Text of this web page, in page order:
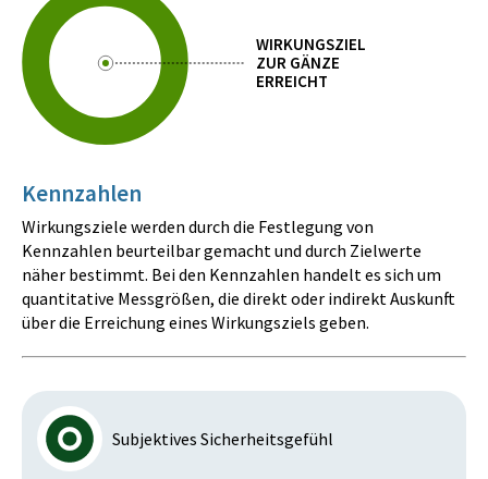
WIRKUNGSZIEL
ZUR GÄNZE
ERREICHT
Kennzahlen
Wirkungsziele werden durch die Festlegung von
Kennzahlen beurteilbar gemacht und durch Zielwerte
näher bestimmt. Bei den Kennzahlen handelt es sich um
quantitative Messgrößen, die direkt oder indirekt Auskunft
über die Erreichung eines Wirkungsziels geben.
Subjektives Sicherheitsgefühl